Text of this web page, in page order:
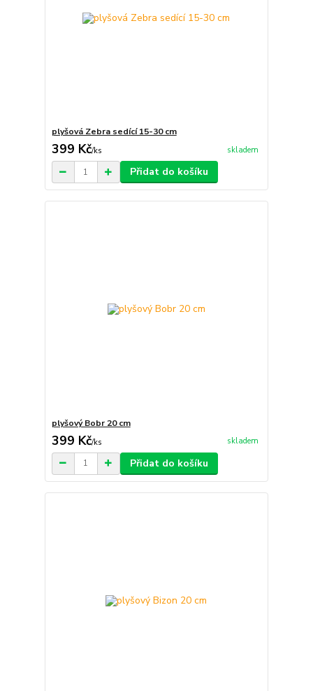
plyšová Zebra sedící 15-30 cm
399 Kč/ks skladem
Přidat do košíku
plyšový Bobr 20 cm
399 Kč/ks skladem
Přidat do košíku